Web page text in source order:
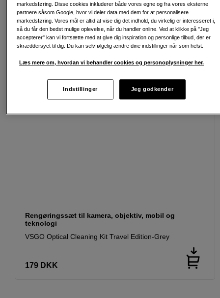
Passende tilbehør Se flere tilbehør
Rengøringssæt til kamera, objektiv, mobil og
teknologi
VSGO Optical Cleaning Kit Travel Edition-Grey
179 DKK
markedsføring. Disse cookies inkluderer både vores egne og fra vores eksterne
partnere såsom Google, hvor vi deler data med dem for at personalisere
markedsføring. Vores mål er altid at vise dig det indhold, du virkelig er interesseret i,
så du får den bedst mulige oplevelse, når du handler online. Ved at klikke på "Jeg
accepterer" kan vi fortsætte med at give dig inspiration og personlige tilbud, der er
skræddersyet til dig. Du kan selvfølgelig ændre dine indstillinger når som helst.
Læs mere om, hvordan vi behandler cookies og personoplysninger her.
Indstillinger Jeg godkender